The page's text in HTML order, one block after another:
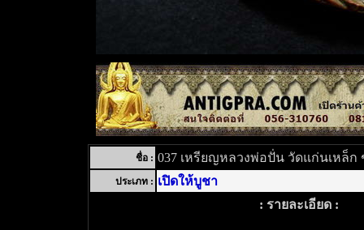
ชื่อ : 037 เหรียญหลวงพ่อปั่น วัดแก่นเหล็ก
ประเภท : เปิดให้บูชา
: รายละเอียด :